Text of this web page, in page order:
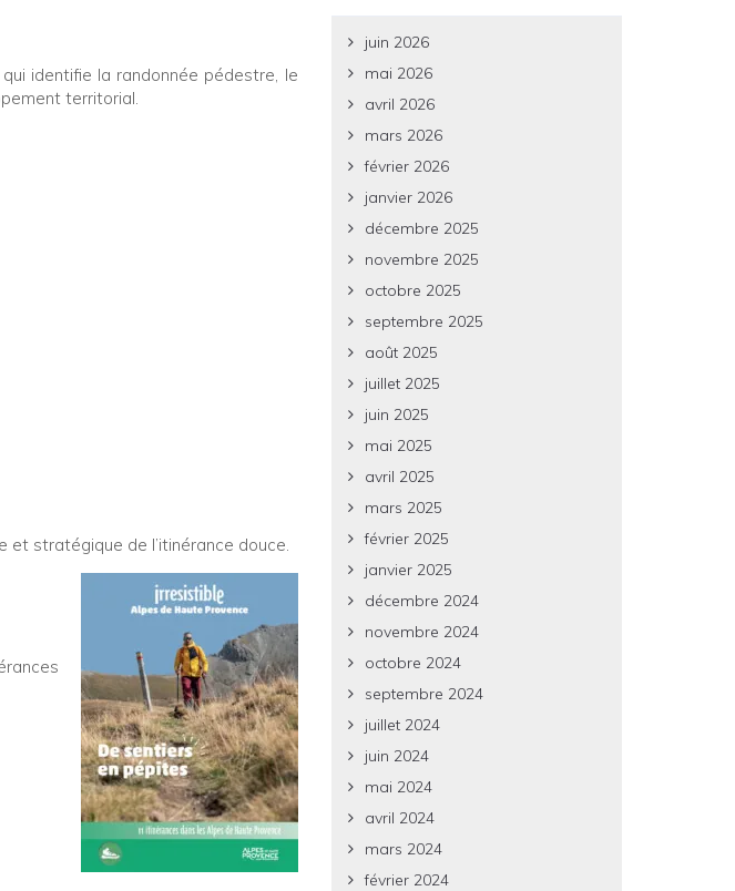
identifie la randonnée pédestre, le
territorial.
et stratégique de l’itinérance douce.
juin 2026
mai 2026
avril 2026
mars 2026
février 2026
janvier 2026
décembre 2025
novembre 2025
octobre 2025
septembre 2025
août 2025
juillet 2025
juin 2025
mai 2025
avril 2025
mars 2025
février 2025
janvier 2025
décembre 2024
novembre 2024
octobre 2024
septembre 2024
juillet 2024
juin 2024
mai 2024
avril 2024
mars 2024
février 2024